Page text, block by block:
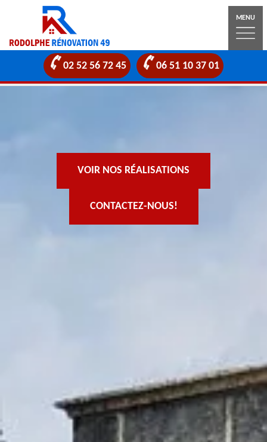
MENU
02 52 56 72 45 06 51 10 37 01
VOIR NOS RÉALISATIONS
CONTACTEZ-NOUS!